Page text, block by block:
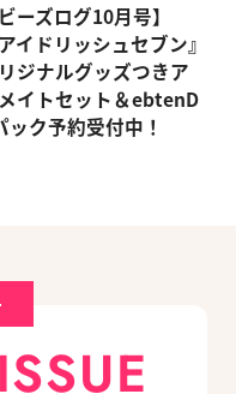
ビーズログ10月号】
アイドリッシュセブン』
ジナルグッズつきア
イトセット＆ebtenD
ック予約受付中！